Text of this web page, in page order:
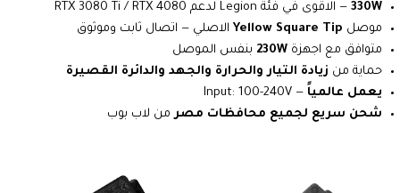
330W — الاقوى في فئة Legion لدعم RTX 3080 Ti / RTX 4080
موصل Yellow Square Tip الاصلي — اتصال ثابت وموثوق
متوافق مع اجهزة 230W بنفس الموصل
حماية من زيادة التيار والحرارة والجهد والدائرة القصيرة
يعمل عالمياً — Input: 100-240V
شحن سريع لجميع محافظات مصر من لاب بوب